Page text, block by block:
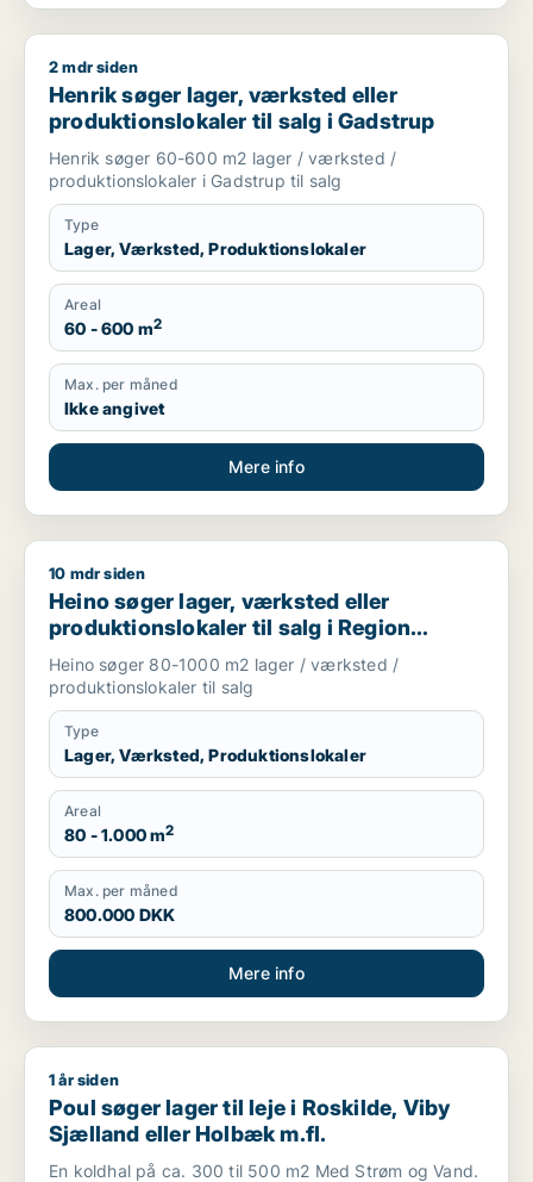
Henrik søger lager, værksted eller produktionslokaler til
2 mdr siden
Henrik søger lager, værksted eller
produktionslokaler til salg i Gadstrup
Henrik søger 60-600 m2 lager / værksted /
produktionslokaler i Gadstrup til salg
Type
Lager, Værksted, Produktionslokaler
Areal
60 - 600 m2
Max. per måned
Ikke angivet
Mere info
Heino søger lager, værksted eller produktionslokaler til salg
10 mdr siden
Heino søger lager, værksted eller
produktionslokaler til salg i Region
Sjælland
Heino søger 80-1000 m2 lager / værksted /
produktionslokaler til salg
Type
Lager, Værksted, Produktionslokaler
Areal
80 - 1.000 m2
Max. per måned
800.000 DKK
Mere info
Poul søger lager til leje i Roskilde, Viby Sjælland eller
1 år siden
Poul søger lager til leje i Roskilde, Viby
Sjælland eller Holbæk m.fl.
En koldhal på ca. 300 til 500 m2 Med Strøm og Vand.